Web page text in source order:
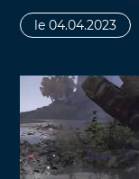
le 04.04.2023